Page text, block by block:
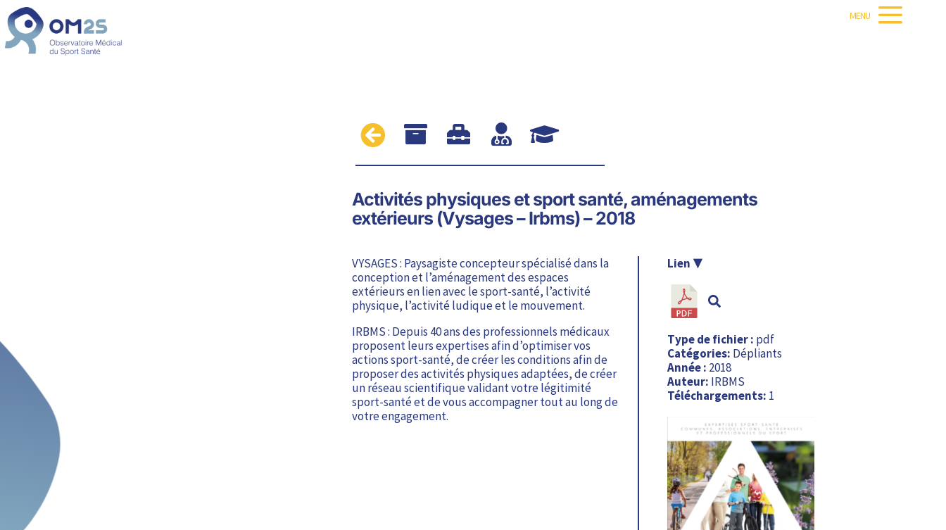
MENU
    
Activités physiques et sport santé, aménagements
extérieurs (Vysages – Irbms) – 2018
VYSAGES : Paysagiste concepteur spécialisé dans la
conception et l’aménagement des espaces
extérieurs en lien avec le sport-santé, l’activité
physique, l’activité ludique et le mouvement.
IRBMS : Depuis 40 ans des professionnels médicaux
proposent leurs expertises afin d’optimiser vos
actions sport-santé, de créer les conditions afin de
proposer des activités physiques adaptées, de créer
un réseau scientifique validant votre légitimité
sport-santé et de vous accompagner tout au long de
votre engagement.
Type de fichier : pdf
Catégories: Dépliants
Année : 2018
Auteur: IRBMS
Téléchargements: 1